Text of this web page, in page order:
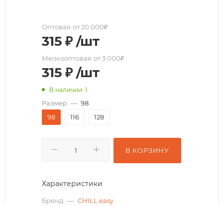
Оптовая от 20 000₽
315 ₽ /шт
Мелкооптовая от 3 000₽
315 ₽ /шт
В наличии: 1
Размер — 98
98
116 128
В КОРЗИНУ
Характеристики
Бренд — CHILL easy